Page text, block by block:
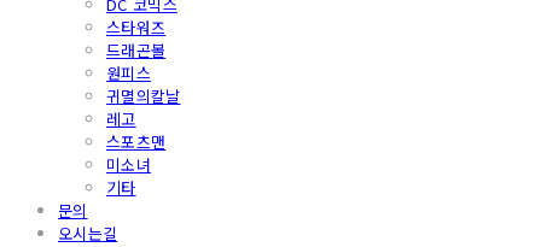
스타워즈
드래곤볼
원피스
귀멸의칼날
레고
스포츠맨
미소녀
기타
문의
오시는길